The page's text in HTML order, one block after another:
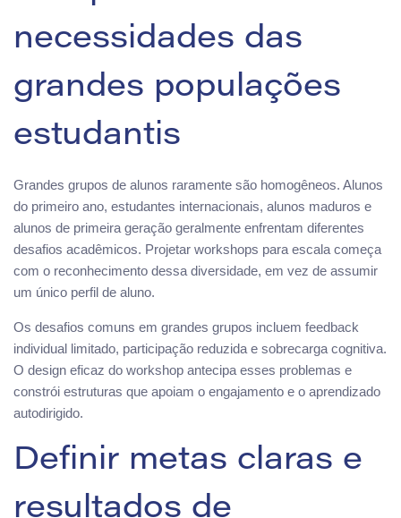
necessidades das
grandes populações
estudantis
Grandes grupos de alunos raramente são homogêneos. Alunos
do primeiro ano, estudantes internacionais, alunos maduros e
alunos de primeira geração geralmente enfrentam diferentes
desafios acadêmicos. Projetar workshops para escala começa
com o reconhecimento dessa diversidade, em vez de assumir
um único perfil de aluno.
Os desafios comuns em grandes grupos incluem feedback
individual limitado, participação reduzida e sobrecarga cognitiva.
O design eficaz do workshop antecipa esses problemas e
constrói estruturas que apoiam o engajamento e o aprendizado
autodirigido.
Definir metas claras e
resultados de